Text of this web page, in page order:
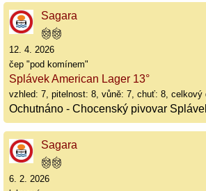
Sagara
12. 4. 2026
čep "pod komínem"
Splávek American Lager 13°
vzhled: 7, pitelnost: 8, vůně: 7, chuť: 8, celkový
Ochutnáno - Chocenský pivovar
Sagara
6. 2. 2026